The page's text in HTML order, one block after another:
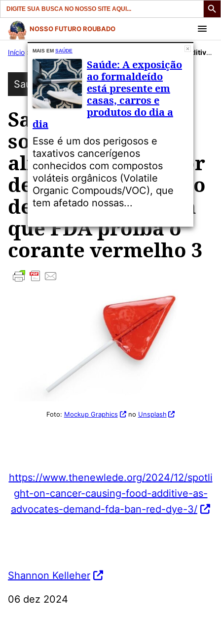
Search
for:
Pular
para
conteúdo
NOSSO FUTURO ROUBADO
Início » Publicações» Saúde: Destaque sobre aditivo alimentar causador de câncer enquanto defensores exigem que FDA proíba o corante vermelho 3
Saúde
Saúde: Destaque
sobre aditivo
alimentar causador
de câncer enquanto
defensores exigem
que FDA proíba o
corante vermelho 3
Foto: Mockup Graphics no Unsplash
https://www.thenewlede.org/2024/12/spotli
ght-on-cancer-causing-food-additive-as-
advocates-demand-fda-ban-red-dye-3/
Shannon Kelleher
06 dez 2024
MAIS EM SAÚDE
Saúde: A exposição
ao formaldeído
está presente em
casas, carros e
produtos do dia a
dia
Esse é um dos perigosos e
taxativos cancerígenos
conhecidos com compostos
voláteis orgânicos (Volatile
Organic Compouds/VOC), que
tem afetado nossas...